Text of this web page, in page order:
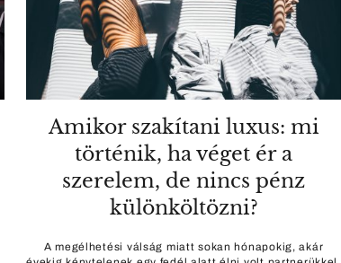
Amikor szakítani luxus: mi
történik, ha véget ér a
szerelem, de nincs pénz
különköltözni?
A megélhetési válság miatt sokan hónapokig, akár